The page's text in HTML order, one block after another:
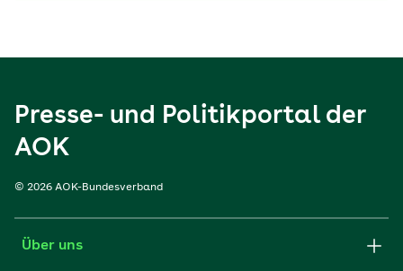
Presse- und Politikportal der
AOK
© 2026 AOK-Bundesverband
Über uns